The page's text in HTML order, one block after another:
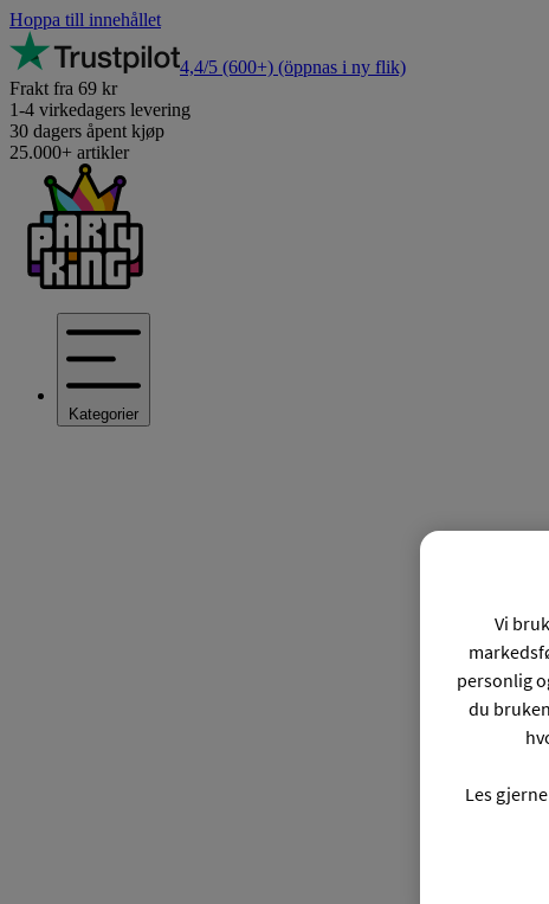
Hoppa till innehållet
4,4/5 (600+) (öppnas i ny flik)
Frakt fra 69 kr
1-4 virkedagers levering
30 dagers åpent kjøp
25.000+ artikler
Kategorier
Vi
personlig
du
Les